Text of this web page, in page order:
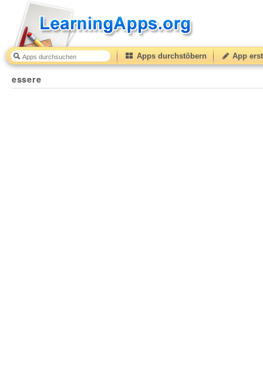
Apps durchstöbern App
essere